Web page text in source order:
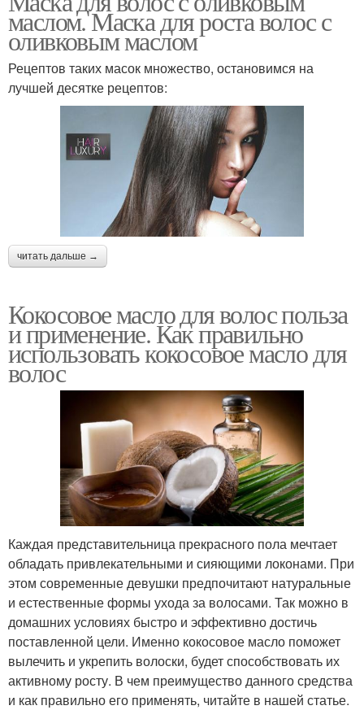
маслом. Маска для роста волос с
оливковым маслом
Рецептов таких масок множество, остановимся на
лучшей десятке рецептов:
читать дальше →
Кокосовое масло для волос польза
и применение. Как правильно
использовать кокосовое масло для
волос
Каждая представительница прекрасного пола мечтает
обладать привлекательными и сияющими локонами. При
этом современные девушки предпочитают натуральные
и естественные формы ухода за волосами. Так можно в
домашних условиях быстро и эффективно достичь
поставленной цели. Именно кокосовое масло поможет
вылечить и укрепить волоски, будет способствовать их
активному росту. В чем преимущество данного средства
и как правильно его применять, читайте в нашей статье.